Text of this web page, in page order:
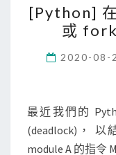
[Python]
或
2020-08-
最近我們的
(deadlock)， 以
module A 的指令